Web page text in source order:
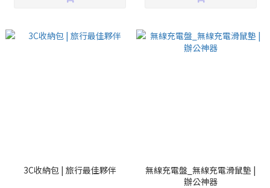
3C收納包 | 旅行最佳夥伴
無線充電盤_無線充電滑鼠墊 |
辦公神器